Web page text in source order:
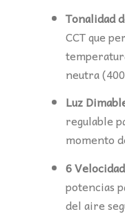
Tonalidad
CCT que
neutra
Luz
regulable
momento
6
potencias
del aire